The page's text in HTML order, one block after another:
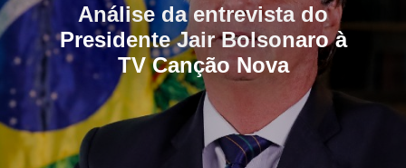
Análise da entrevista do
Presidente Jair Bolsonaro à
TV Canção Nova